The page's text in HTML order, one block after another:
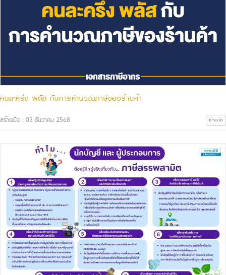
คนละครึ่ง พลัส กับการคำนวณภาษีของร้านค้า
สร้างเมื่อ : 03 ธันวาคม 2568 อ่านต่อ